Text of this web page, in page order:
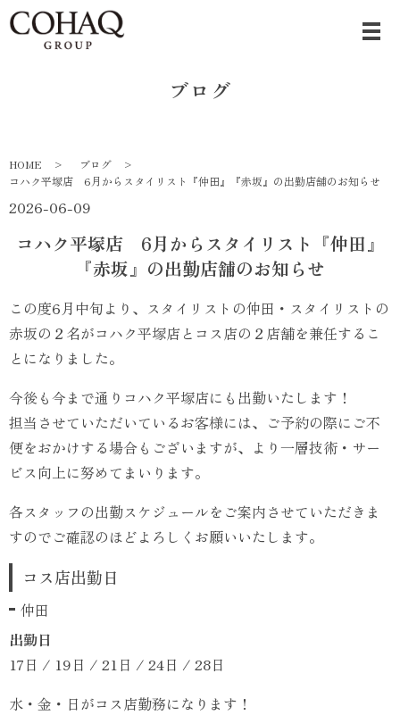
ブログ
HOME
ブログ
コハク平塚店 6月からスタイリスト『仲田』『赤坂』の出勤店舗のお知らせ
2026-06-09
コハク平塚店 6月からスタイリスト『仲田』
『赤坂』の出勤店舗のお知らせ
この度6月中旬より、スタイリストの仲田・スタイリストの
赤坂の２名がコハク平塚店とコス店の２店舗を兼任するこ
とになりました。
今後も今まで通りコハク平塚店にも出勤いたします！
担当させていただいているお客様には、ご予約の際にご不
便をおかけする場合もございますが、より一層技術・サー
ビス向上に努めてまいります。
各スタッフの出勤スケジュールをご案内させていただきま
すのでご確認のほどよろしくお願いいたします。
コス店出勤日
仲田
出勤日
17日 / 19日 / 21日 / 24日 / 28日
水・金・日がコス店勤務になります！